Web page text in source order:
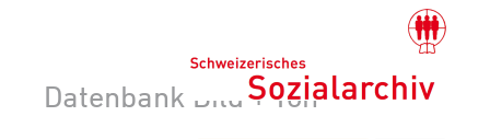
Datenbank Bild + Ton